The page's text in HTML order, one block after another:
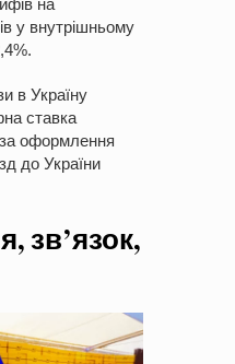
на
у внутрішньому
в Україну
ставка
оформлення
до України
зв’язок,